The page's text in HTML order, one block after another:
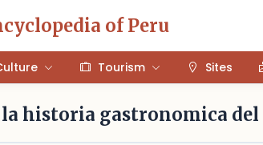
of Peru
Tourism Sites
historia gastronomica